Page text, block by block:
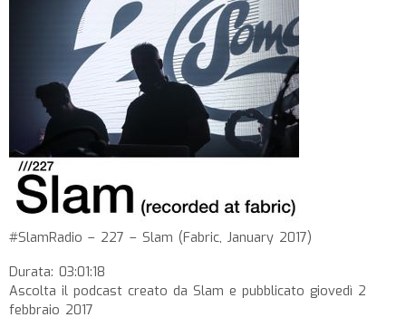
#SlamRadio – 227 – Slam (Fabric, January 2017)
Durata: 03:01:18
Ascolta il podcast creato da Slam e pubblicato giovedì 2
febbraio 2017